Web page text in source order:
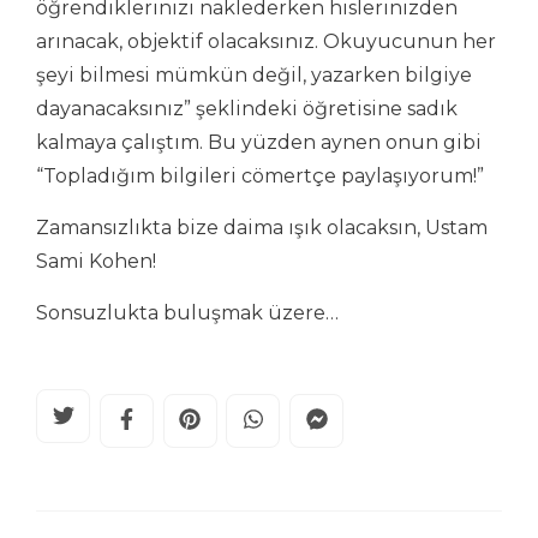
öğrendiklerinizi naklederken hislerinizden
arınacak, objektif olacaksınız. Okuyucunun her
şeyi bilmesi mümkün değil, yazarken bilgiye
dayanacaksınız” şeklindeki öğretisine sadık
kalmaya çalıştım. Bu yüzden aynen onun gibi
“Topladığım bilgileri cömertçe paylaşıyorum!”
Zamansızlıkta bize daima ışık olacaksın, Ustam
Sami Kohen!
Sonsuzlukta buluşmak üzere…